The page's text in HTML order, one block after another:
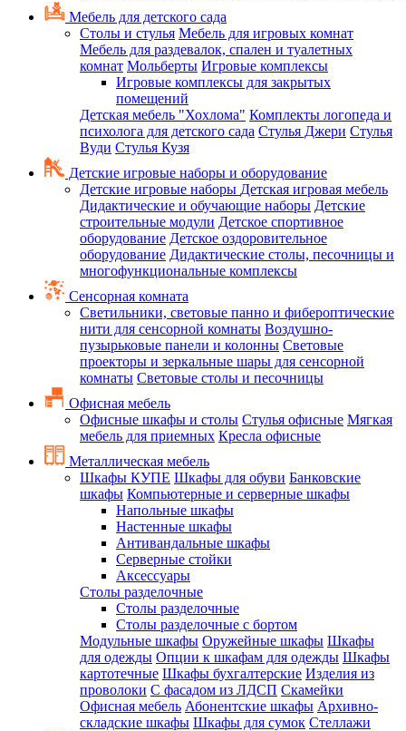
Мебель для детского сада
Столы и стулья Мебель для игровых комнат
Мебель для раздевалок, спален и туалетных
комнат Мольберты Игровые комплексы
Игровые комплексы для закрытых
помещений
Детская мебель "Хохлома" Комплекты логопеда и
психолога для детского сада Стулья Джери Стулья
Вуди Стулья Кузя
Детские игровые наборы и оборудование
Детские игровые наборы Детская игровая мебель
Дидактические и обучающие наборы Детские
строительные модули Детское спортивное
оборудование Детское оздоровительное
оборудование Дидактические столы, песочницы и
многофункциональные комплексы
Сенсорная комната
Светильники, световые панно и фибероптические
нити для сенсорной комнаты Воздушно-
пузырьковые панели и колонны Световые
проекторы и зеркальные шары для сенсорной
комнаты Световые столы и песочницы
Офисная мебель
Офисные шкафы и столы Стулья офисные Мягкая
мебель для приемных Кресла офисные
Металлическая мебель
Шкафы КУПЕ Шкафы для обуви Банковские
шкафы Компьютерные и серверные шкафы
Напольные шкафы
Настенные шкафы
Антивандальные шкафы
Серверные стойки
Аксессуары
Столы разделочные
Столы разделочные
Столы разделочные с бортом
Модульные шкафы Оружейные шкафы Шкафы
для одежды Опции к шкафам для одежды Шкафы
картотечные Шкафы бухгалтерские Изделия из
проволоки С фасадом из ЛДСП Скамейки
Офисная мебель Абонентские шкафы Архивно-
складские шкафы Шкафы для сумок Стеллажи